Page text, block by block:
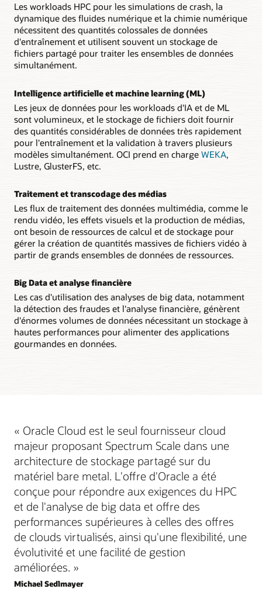
Les workloads HPC pour les simulations de crash, la
dynamique des fluides numérique et la chimie numérique
nécessitent des quantités colossales de données
d'entraînement et utilisent souvent un stockage de
fichiers partagé pour traiter les ensembles de données
simultanément.
Intelligence artificielle et machine learning (ML)
Les jeux de données pour les workloads d'IA et de ML
sont volumineux, et le stockage de fichiers doit fournir
des quantités considérables de données très rapidement
pour l'entraînement et la validation à travers plusieurs
modèles simultanément. OCI prend en charge WEKA,
Lustre, GlusterFS, etc.
Traitement et transcodage des médias
Les flux de traitement des données multimédia, comme le
rendu vidéo, les effets visuels et la production de médias,
ont besoin de ressources de calcul et de stockage pour
gérer la création de quantités massives de fichiers vidéo à
partir de grands ensembles de données de ressources.
Big Data et analyse financière
Les cas d'utilisation des analyses de big data, notamment
la détection des fraudes et l'analyse financière, génèrent
d'énormes volumes de données nécessitant un stockage à
hautes performances pour alimenter des applications
gourmandes en données.
« Oracle Cloud est le seul fournisseur cloud
majeur proposant Spectrum Scale dans une
architecture de stockage partagé sur du
matériel bare metal. L'offre d'Oracle a été
conçue pour répondre aux exigences du HPC
et de l'analyse de big data et offre des
performances supérieures à celles des offres
de clouds virtualisés, ainsi qu'une flexibilité, une
évolutivité et une facilité de gestion
améliorées. »
Michael Sedlmayer